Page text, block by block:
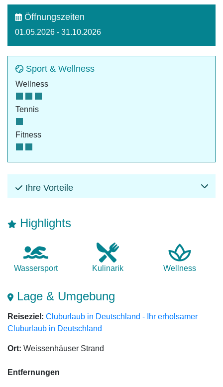
Öffnungszeiten
01.05.2026 - 31.10.2026
Sport & Wellness
Wellness
Tennis
Fitness
Ihre Vorteile
Highlights
Wasser­sport Kulinarik Wellness
Lage & Umgebung
Ort: Weissenhäuser Strand
Entfernungen
Reiseziel: Cluburlaub in Deutschland - Ihr erholsamer
Cluburlaub in Deutschland